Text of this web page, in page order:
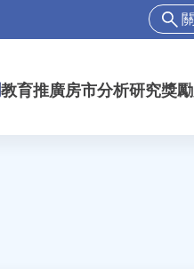
搜
表
單
搜
尋
教育推廣房市分析研究獎勵